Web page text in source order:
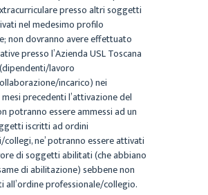
presso altri soggetti
nel medesimo profilo
non dovranno avere effettuato
presso l’Azienda USL Toscana
lavoro
incarico) nei
precedenti l’attivazione del
potranno essere ammessi ad un
iscritti ad ordini
ne’ potranno essere attivati
di soggetti abilitati (che abbiano
di abilitazione) sebbene non
all’ordine professionale/collegio.